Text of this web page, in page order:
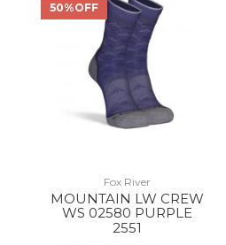
50%OFF
Fox River
MOUNTAIN LW CREW
WS 02580 PURPLE
2551